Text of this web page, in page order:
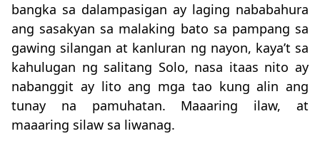
bangka sa dalampasigan ay laging nababahura
ang sasakyan sa malaking bato sa pampang sa
gawing silangan at kanluran ng nayon, kaya’t sa
kahulugan ng salitang Solo, nasa itaas nito ay
nabanggit ay lito ang mga tao kung alin ang
tunay na pamuhatan. Maaaring ilaw, at
maaaring silaw sa liwanag.